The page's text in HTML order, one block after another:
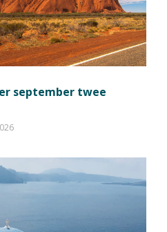
september twee